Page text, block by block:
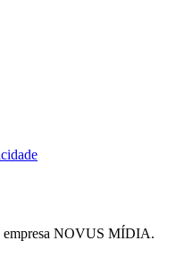
NOVUS MÍDIA.